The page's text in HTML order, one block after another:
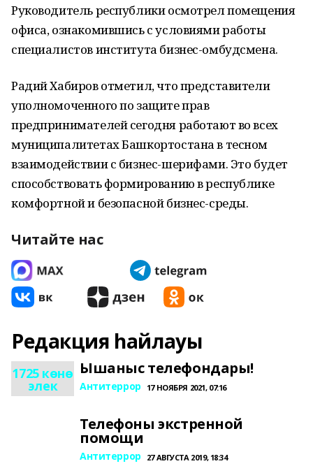
Руководитель республики осмотрел помещения
офиса, ознакомившись с условиями работы
специалистов института бизнес-омбудсмена.
Радий Хабиров отметил, что представители
уполномоченного по защите прав
предпринимателей сегодня работают во всех
муниципалитетах Башкортостана в тесном
взаимодействии с бизнес-шерифами. Это будет
способствовать формированию в республике
комфортной и безопасной бизнес-среды.
Читайте нас
Редакция һайлауы
1725 көнө
элек
Ышаныс телефондары!
Антитеррор 17 НОЯБРЯ 2021, 07:16
Телефоны экстренной
помощи
Антитеррор 27 АВГУСТА 2019, 18:34